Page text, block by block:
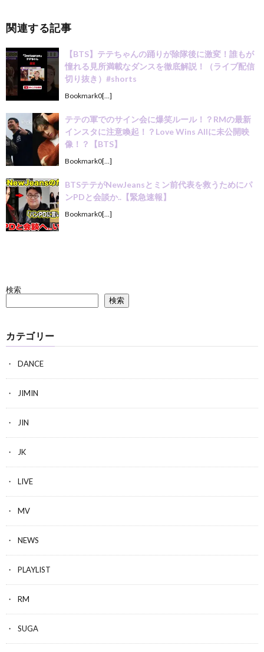
関連する記事
【BTS】テテちゃんの踊りが除隊後に激変！誰もが
憧れる見所満載なダンスを徹底解説！（ライブ配信
切り抜き）#shorts
Bookmark0[…]
テテの軍でのサイン会に爆笑ルール！？RMの最新
インスタに注意喚起！？Love Wins Allに未公開映
像！？【BTS】
Bookmark0[…]
BTSテテがNewJeansとミン前代表を救うためにパ
ンPDと会談か..【緊急速報】
Bookmark0[…]
検索
検索
カテゴリー
DANCE
JIMIN
JIN
JK
LIVE
MV
NEWS
PLAYLIST
RM
SUGA